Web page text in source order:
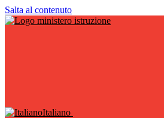
Salta al contenuto
Italiano